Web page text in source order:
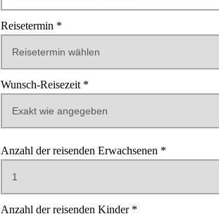
Reisetermin *
Wunsch-Reisezeit *
Anzahl der reisenden Erwachsenen *
Anzahl der reisenden Kinder *